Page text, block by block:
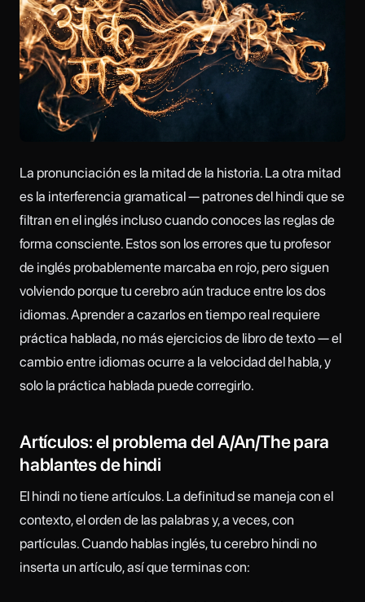
La pronunciación es la mitad de la historia. La otra mitad
es la interferencia gramatical — patrones del hindi que se
filtran en el inglés incluso cuando conoces las reglas de
forma consciente. Estos son los errores que tu profesor
de inglés probablemente marcaba en rojo, pero siguen
volviendo porque tu cerebro aún traduce entre los dos
idiomas. Aprender a cazarlos en tiempo real requiere
práctica hablada, no más ejercicios de libro de texto — el
cambio entre idiomas ocurre a la velocidad del habla, y
solo la práctica hablada puede corregirlo.
Artículos: el problema del A/An/The para
hablantes de hindi
El hindi no tiene artículos. La definitud se maneja con el
contexto, el orden de las palabras y, a veces, con
partículas. Cuando hablas inglés, tu cerebro hindi no
inserta un artículo, así que terminas con: